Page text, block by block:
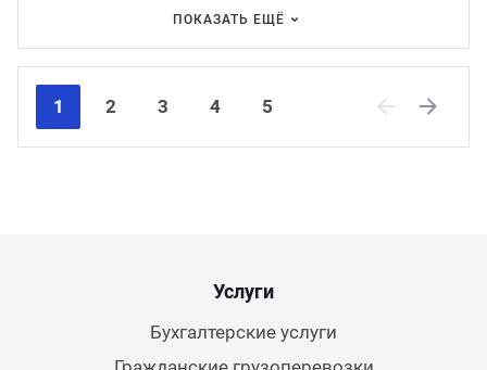
ПОКАЗАТЬ ЕЩЁ
1 2 3 4
5
Услуги
Бухгалтерские услуги